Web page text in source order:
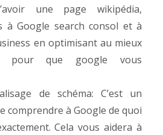
une page wikipédia,
à Google search consol et à
en optimisant au mieux
pour que google vous
de schéma: C’est un
comprendre à Google de quoi
Cela vous aidera à